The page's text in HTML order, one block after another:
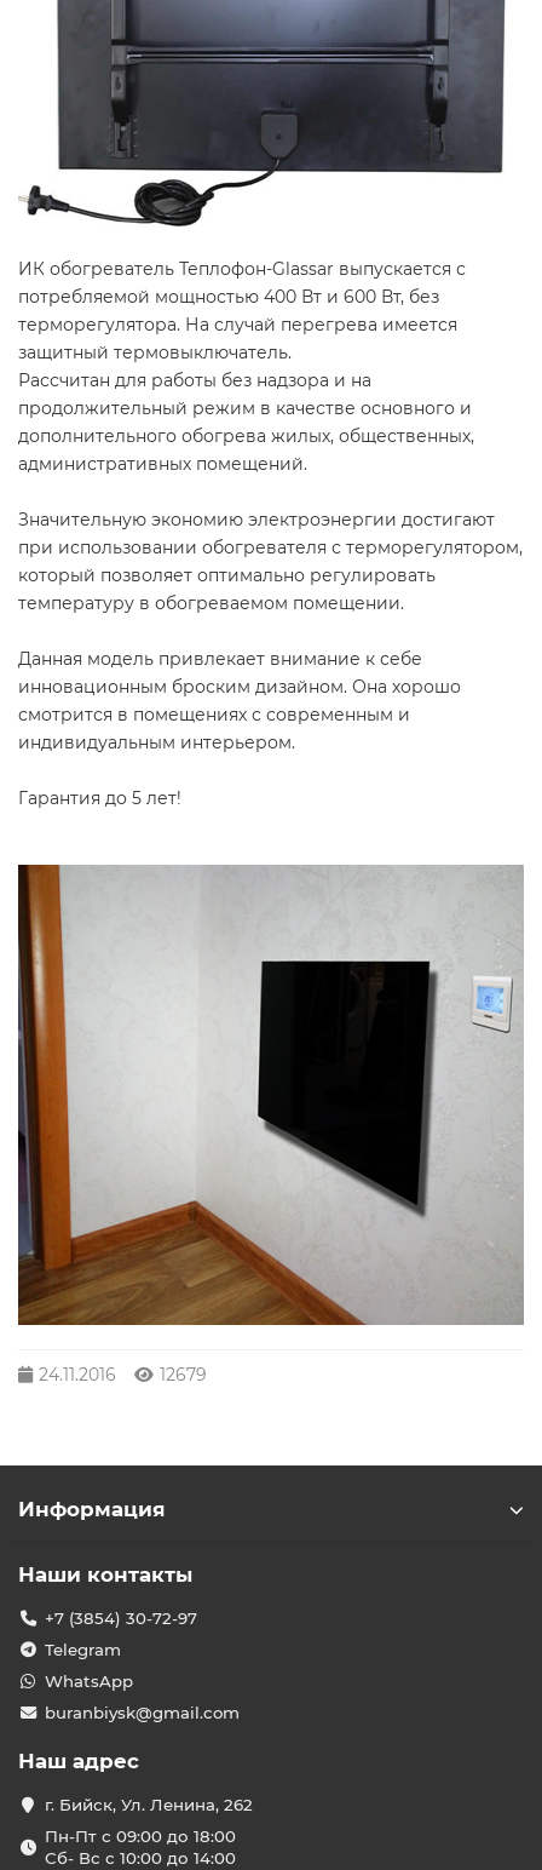
ИК обогреватель Теплофон-Glassar выпускается с
потребляемой мощностью 400 Вт и 600 Вт, без
терморегулятора. На случай перегрева имеется
защитный термовыключатель.
Рассчитан для работы без надзора и на
продолжительный режим в качестве основного и
дополнительного обогрева жилых, общественных,
административных помещений.
Значительную экономию электроэнергии достигают
при использовании обогревателя с терморегулятором,
который позволяет оптимально регулировать
температуру в обогреваемом помещении.
Данная модель привлекает внимание к себе
инновационным броским дизайном. Она хорошо
смотрится в помещениях с современным и
индивидуальным интерьером.
Гарантия до 5 лет!
24.11.2016 12679
Информация
Наши контакты
+7 (3854) 30-72-97
Telegram
WhatsApp
buranbiysk@gmail.com
Наш адрес
г. Бийск, Ул. Ленина, 262
Пн-Пт с 09:00 до 18:00
Сб- Вс с 10:00 до 14:00